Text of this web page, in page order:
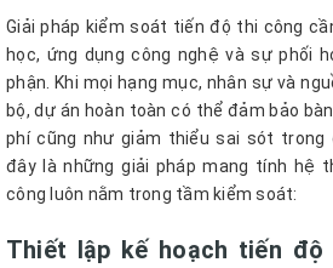
Giải pháp kiểm soát tiến độ thi công
học, ứng dụng công nghệ và sự phối
phận. Khi mọi hạng mục, nhân sự và
bộ, dự án hoàn toàn có thể đảm bảo
phí cũng như giảm thiểu sai sót trong
đây là những giải pháp mang tính hệ
công luôn nằm trong tầm kiểm soát:
Thiết lập kế hoạch tiến